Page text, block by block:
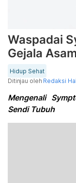
Waspadai
Gejala
Hidup Sehat
Ditinjau oleh Redaksi
Mengenali
Sendi Tubuh